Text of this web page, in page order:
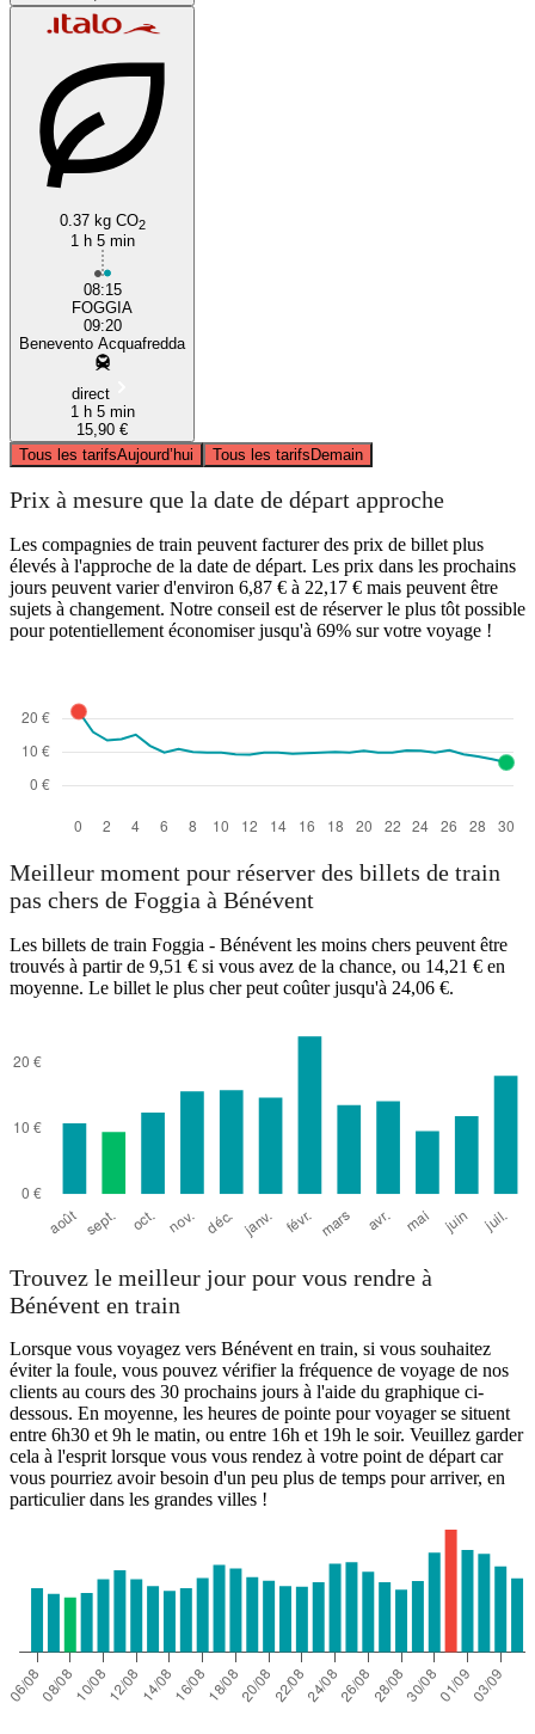
0.37 kg CO2
1 h 5 min
08:15
FOGGIA
09:20
Benevento Acquafredda
direct
1 h 5 min
15,90 €
Tous les tarifsAujourd’hui Tous les tarifsDemain
Prix à mesure que la date de départ approche
Les compagnies de train peuvent facturer des prix de billet plus
élevés à l'approche de la date de départ. Les prix dans les prochains
jours peuvent varier d'environ 6,87 € à 22,17 € mais peuvent être
sujets à changement. Notre conseil est de réserver le plus tôt possible
pour potentiellement économiser jusqu'à 69% sur votre voyage !
Meilleur moment pour réserver des billets de train
pas chers de Foggia à Bénévent
Les billets de train Foggia - Bénévent les moins chers peuvent être
trouvés à partir de 9,51 € si vous avez de la chance, ou 14,21 € en
moyenne. Le billet le plus cher peut coûter jusqu'à 24,06 €.
Trouvez le meilleur jour pour vous rendre à
Bénévent en train
Lorsque vous voyagez vers Bénévent en train, si vous souhaitez
éviter la foule, vous pouvez vérifier la fréquence de voyage de nos
clients au cours des 30 prochains jours à l'aide du graphique ci-
dessous. En moyenne, les heures de pointe pour voyager se situent
entre 6h30 et 9h le matin, ou entre 16h et 19h le soir. Veuillez garder
cela à l'esprit lorsque vous vous rendez à votre point de départ car
vous pourriez avoir besoin d'un peu plus de temps pour arriver, en
particulier dans les grandes villes !